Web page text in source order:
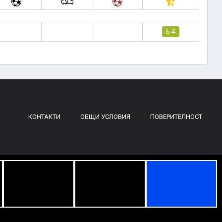
6.4
КОНТАКТИ ОБЩИ УСЛОВИЯ ПОВЕРИТЕЛНОСТ